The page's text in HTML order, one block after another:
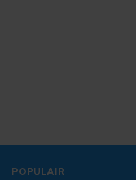
POPULAIR